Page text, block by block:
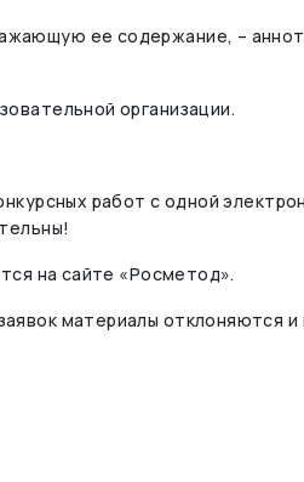
ее содержание, –
организации.
работ с одной
на сайте «Росметод».
материалы отклоняются и